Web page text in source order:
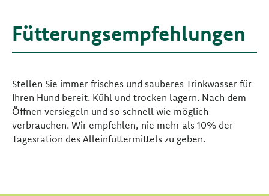
Fütterungsempfehlungen
Stellen Sie immer frisches und sauberes Trinkwasser für
Ihren Hund bereit. Kühl und trocken lagern. Nach dem
Öffnen versiegeln und so schnell wie möglich
verbrauchen. Wir empfehlen, nie mehr als 10% der
Tagesration des Alleinfuttermittels zu geben.